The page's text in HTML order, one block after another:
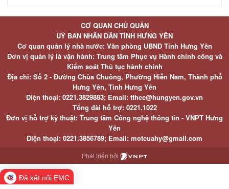
CƠ QUAN CHỦ QUẢN
UỶ BAN NHÂN DÂN TỈNH HƯNG YÊN
Cơ quan quản lý nhà nước: Văn phòng UBND Tỉnh Hưng Yên
Đơn vị quản lý là vận hành: Trung tâm Phục vụ Hành chính công và
Kiểm soát Thủ tục hành chính
Địa chỉ: Số 2 - Đường Chùa Chuông, Phường Hiến Nam, Thành phố
Hưng Yên, Tỉnh Hưng Yên
Điện thoại: 0221.3829883; Email: tthcc@hungyen.gov.vn
Tổng đài hỗ trợ: 0221.1022
Đơn vị hỗ trợ kỹ thuật: Trung tâm Công nghệ thông tin - VNPT Hưng
Yên
Điện thoại: 0221.3856789; Email: motcuahy@gmail.com
Phát triển bởi
Đã kết nối EMC